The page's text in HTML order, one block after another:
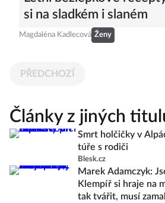
si na sladkém i slaném
Magdaléna Kadlecová Ženy
PŘEDCHOZÍ
Články z jiných
Smrt holčičky v
túře s rodiči
Blesk.cz
Marek Adamczyk:
Klempíř si hraje na
tak tvářit, musí